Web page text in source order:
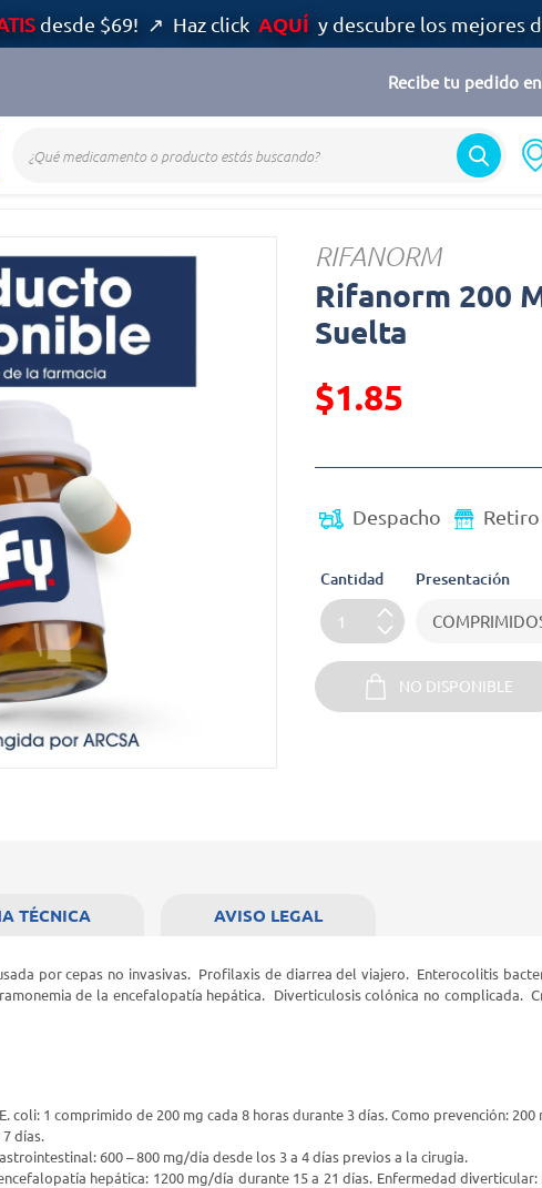
desde $69! ↗ Haz click AQUÍ y descubre los mejores
Recibe tu pedido
RIFANORM
Rifanorm 200
Suelta
Precio reducido de
$1.85
Despacho Retiro
Cantidad Presentación
NO DISPONIBLE
por cepas no invasivas. Profilaxis de diarrea del viajero. Enterocolitis
de la encefalopatía hepática. Diverticulosis colónica no complicada.
E. coli: 1 comprimido de 200 mg cada 8 horas durante 3 días. Como prevención: 200
días.
600 – 800 mg/día desde los 3 a 4 días previos a la cirugía.
hepática: 1200 mg/día durante 15 a 21 días. Enfermedad
TÉCNICA AVISO LEGAL